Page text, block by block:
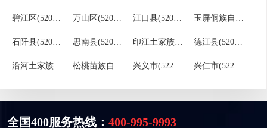
碧江区(520602) 万山区(520603) 江口县(520621) 玉屏侗族自治县(520622)
石阡县(520623) 思南县(520624) 印江土家族苗族自治县(520625) 德江县(520626)
沿河土家族自治县(520627) 松桃苗族自治县(520628) 兴义市(522301) 兴仁市(522302)
全国400服务热线： 400-995-9993